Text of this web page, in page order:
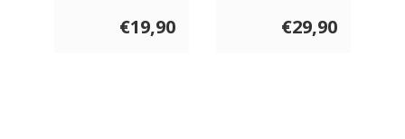
€19,90 €29,90